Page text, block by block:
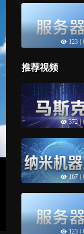
123
推荐视频
372 |
167
123